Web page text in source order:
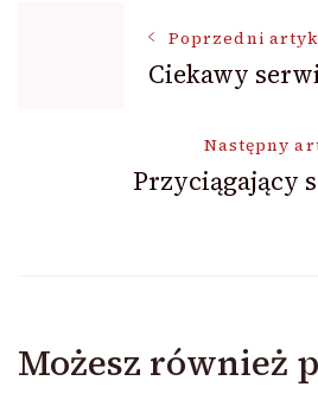
Nawigacja
Poprzedni
Ciekawy
Następny
Przyciągający
Możesz również